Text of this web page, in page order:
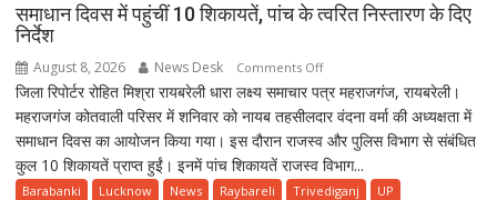
समाधान दिवस में पहुंचीं 10 शिकायतें, पांच के त्वरित निस्तारण के दिए
निर्देश
August 8, 2026 News Desk Comments Offon
समाधान
दिवस
में
पहुंचीं
10
जिला रिपोर्टर रोहित मिश्रा रायबरेली धारा लक्ष्य समाचार पत्र महराजगंज, रायबरेली।
महराजगंज कोतवाली परिसर में शनिवार को नायब तहसीलदार वंदना वर्मा की अध्यक्षता में
समाधान दिवस का आयोजन किया गया। इस दौरान राजस्व और पुलिस विभाग से संबंधित
कुल 10 शिकायतें प्राप्त हुईं। इनमें पांच शिकायतें राजस्व विभाग...
Barabanki Lucknow News Raybareli Trivediganj UP